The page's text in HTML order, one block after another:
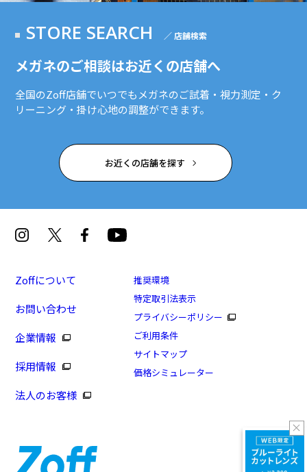
STORE SEARCH ／ 店舗検索
メガネのご相談はお近くの店舗へ
全国のZoff店舗でいつでもメガネのご試着・視力測定・ク
リーニング・掛け心地の調整ができます。
お近くの店舗を探す
Zoffについて
お問い合わせ
企業情報
採用情報
法人のお客様
推奨環境
特定取引法表示
プライバシーポリシー
ご利用条件
サイトマップ
価格シミュレーター